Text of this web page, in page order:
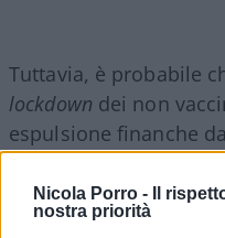
Nicola Porro -
Il
nostra priorità
Tuttavia, è probabile
lockdown dei non
espulsione finanche
possibilità di sfruttare
espiatorio per tenere